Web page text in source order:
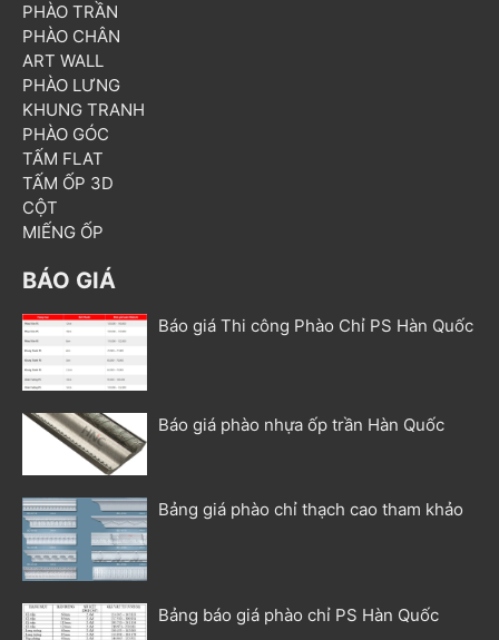
PHÀO TRẦN
PHÀO CHÂN
ART WALL
PHÀO LƯNG
KHUNG TRANH
PHÀO GÓC
TẤM FLAT
TẤM ỐP 3D
CỘT
MIẾNG ỐP
BÁO GIÁ
Báo giá Thi công Phào Chỉ PS Hàn Quốc
Báo giá phào nhựa ốp trần Hàn Quốc
Bảng giá phào chỉ thạch cao tham khảo
Bảng báo giá phào chỉ PS Hàn Quốc